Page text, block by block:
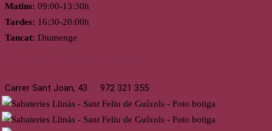
Matins: 09:00-13:30h
Tardes: 16:30-20:00h
Tancat: Diumenge
Carrer Sant Joan, 43 972 321 355